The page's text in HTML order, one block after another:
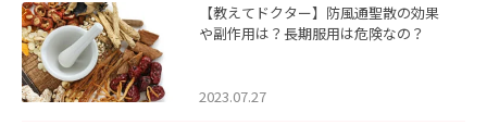
【教えてドクター】防風通聖散の効果
や副作用は？長期服用は危険なの？
2023.07.27